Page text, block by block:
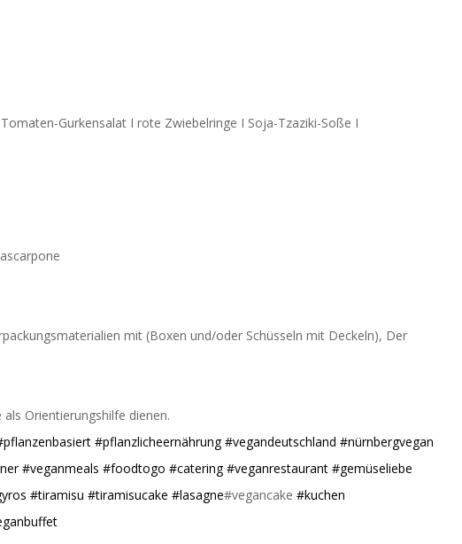
Gurkensalat I rote Zwiebelringe I Soja-Tzaziki-Soße I
mit (Boxen und/oder Schüsseln mit Deckeln), Der
Orientierungshilfe dienen.
#pflanzlicheernährung #vegandeutschland #nürnbergvegan
#veganmeals #foodtogo #catering #veganrestaurant #gemüseliebe
#tiramisu #tiramisucake #lasagne#vegancake #kuchen